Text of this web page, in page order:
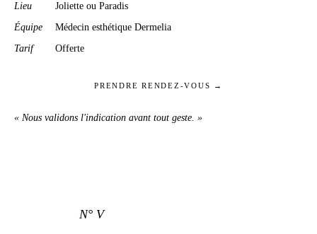
Lieu
Joliette ou Paradis
Équipe
Médecin esthétique Dermelia
Tarif
Offerte
PRENDRE RENDEZ-VOUS →
« Nous validons l'indication avant tout geste. »
N° V